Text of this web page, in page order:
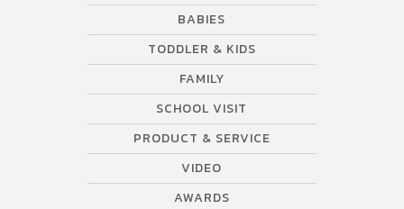
BABIES
TODDLER & KIDS
FAMILY
SCHOOL VISIT
PRODUCT & SERVICE
VIDEO
AWARDS